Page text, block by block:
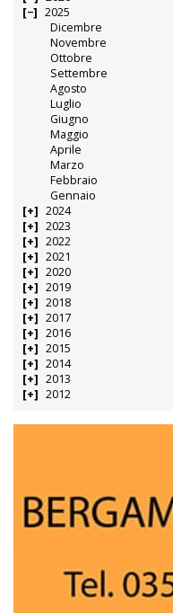
2025
Dicembre
Novembre
Ottobre
Settembre
Agosto
Luglio
Giugno
Maggio
Aprile
Marzo
Febbraio
Gennaio
2024
2023
2022
2021
2020
2019
2018
2017
2016
2015
2014
2013
2012